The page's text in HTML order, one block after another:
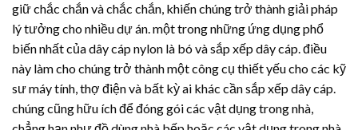
giữ chắc chắn và chắc chắn, khiến chúng trở thành giải pháp
lý tưởng cho nhiều dự án. một trong những ứng dụng phổ
biến nhất của dây cáp nylon là bó và sắp xếp dây cáp. điều
này làm cho chúng trở thành một công cụ thiết yếu cho các kỹ
sư máy tính, thợ điện và bất kỳ ai khác cần sắp xếp dây cáp.
chúng cũng hữu ích để đóng gói các vật dụng trong nhà,